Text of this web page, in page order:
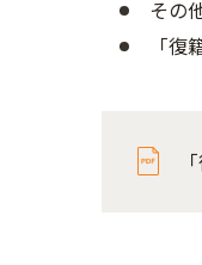
その
「